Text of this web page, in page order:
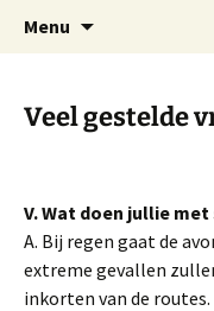
Wandelplezier
Menu
Veel gestelde
V. Wat doen jullie
A. Bij regen gaat de
extreme gevallen
inkorten van de